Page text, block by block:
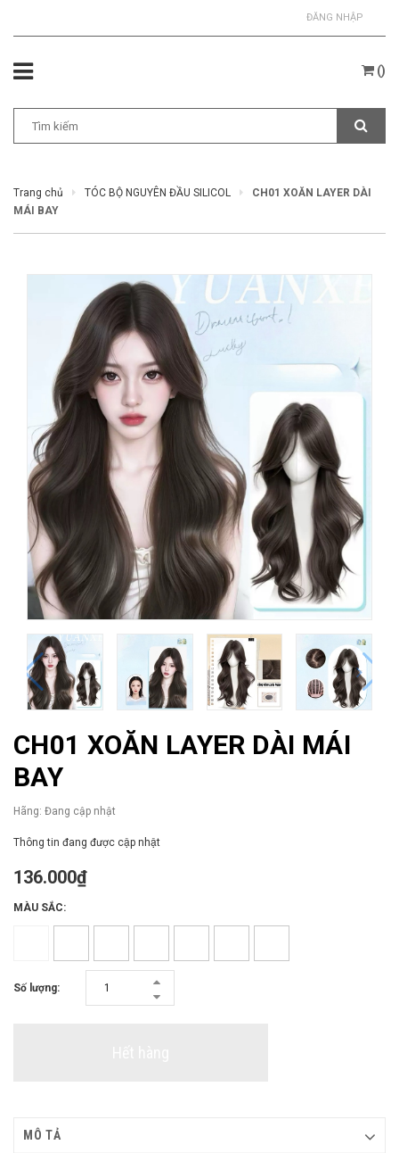
ĐĂNG NHẬP
()
Trang chủ TÓC BỘ NGUYÊN ĐẦU SILICOL
CH01 XOĂN LAYER DÀI
MÁI BAY
CH01 XOĂN LAYER DÀI MÁI
BAY
Hãng: Đang cập nhật
Thông tin đang được cập nhật
136.000₫
MÀU SẮC:
Số lượng:
MÔ TẢ